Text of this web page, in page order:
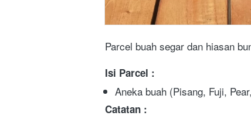
Parcel buah segar dan hiasan
Isi Parcel :
Aneka buah (Pisang, Fuji,
Catatan :